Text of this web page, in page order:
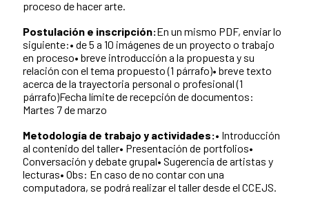
proceso de hacer arte.
Postulación e inscripción:En un mismo PDF, enviar lo
siguiente:• de 5 a 10 imágenes de un proyecto o trabajo
en proceso• breve introducción a la propuesta y su
relación con el tema propuesto (1 párrafo)• breve texto
acerca de la trayectoria personal o profesional (1
párrafo)Fecha límite de recepción de documentos:
Martes 7 de marzo
Metodología de trabajo y actividades:• Introducción
al contenido del taller• Presentación de portfolios•
Conversación y debate grupal• Sugerencia de artistas y
lecturas• Obs: En caso de no contar con una
computadora, se podrá realizar el taller desde el CCEJS.